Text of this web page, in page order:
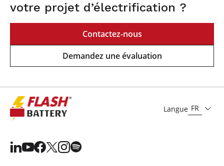
votre projet d’électrification ?
Contactez-nous
Demandez une évaluation
Langue FR